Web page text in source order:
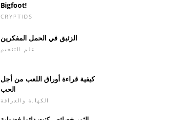
Bigfoot!
CRYPTIDS
الزئبق في الحمل المفكرين
علم التنجيم
كيفية قراءة أوراق اللعب من أجل
الحب
الكهانة والعرافة